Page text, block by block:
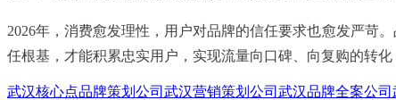
2026年，消费愈发理性，用户对品牌的信任要求也愈发严苛
任根基，才能积累忠实用户，实现流量向口碑、向复购的转
武汉核心点品牌策划公司 武汉营销策划公司 武汉品牌全案公司